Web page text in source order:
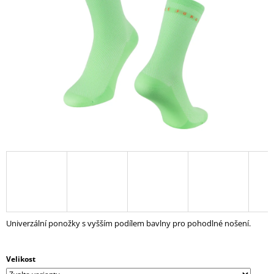
Univerzální ponožky s vyšším podílem bavlny pro pohodlné nošení.
Velikost
P
O
Č